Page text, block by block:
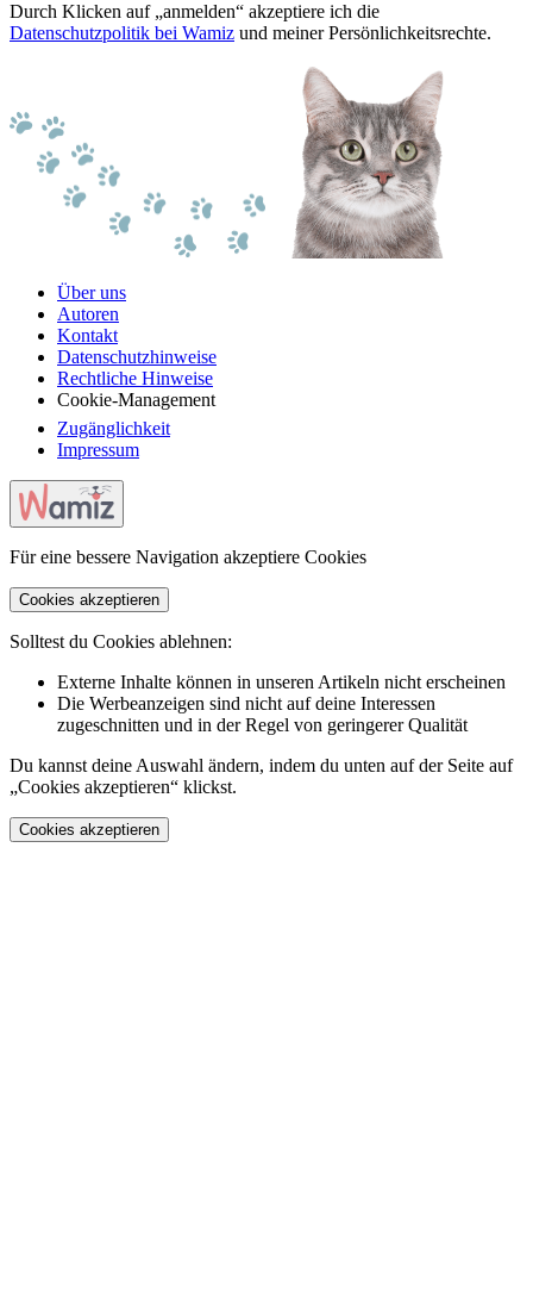
Durch Klicken auf „anmelden“ akzeptiere ich die
Datenschutzpolitik bei Wamiz und meiner Persönlichkeitsrechte.
Über uns
Autoren
Kontakt
Datenschutzhinweise
Rechtliche Hinweise
Cookie-Management
Zugänglichkeit
Impressum
Für eine bessere Navigation akzeptiere Cookies
Cookies akzeptieren
Solltest du Cookies ablehnen:
Externe Inhalte können in unseren Artikeln nicht erscheinen
Die Werbeanzeigen sind nicht auf deine Interessen
zugeschnitten und in der Regel von geringerer Qualität
Du kannst deine Auswahl ändern, indem du unten auf der Seite auf
„Cookies akzeptieren“ klickst.
Cookies akzeptieren